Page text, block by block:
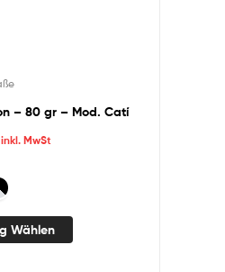
– 80 gr – Mod. Catí
inkl. MwSt
Wählen